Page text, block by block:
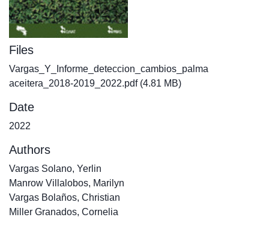
Files
Vargas_Y_Informe_deteccion_cambios_palma
aceitera_2018-2019_2022.pdf(4.81 MB)
Date
2022
Authors
Vargas Solano, Yerlin
Manrow Villalobos, Marilyn
Vargas Bolaños, Christian
Miller Granados, Cornelia